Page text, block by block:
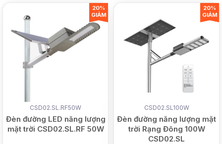
CSD02.SL.RF50W
Đèn đường LED năng lượng
mặt trời CSD02.SL.RF 50W
20%
GIẢM
CSD02.SL100W
Đèn đường năng lượng mặt
trời Rạng Đông 100W
CSD02.SL
20%
GIẢM